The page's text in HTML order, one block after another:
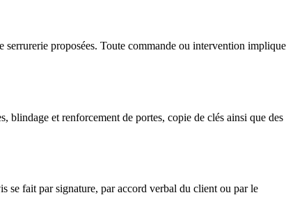
serrurerie proposées. Toute commande ou intervention implique
blindage et renforcement de portes, copie de clés ainsi que des
se fait par signature, par accord verbal du client ou par le